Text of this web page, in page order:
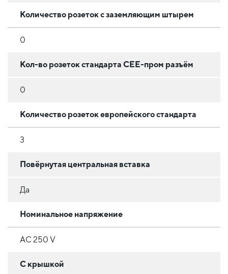
Количество розеток с заземляющим штырем
0
Кол-во розеток стандарта CEE-пром разъём
0
Количество розеток европейского стандарта
3
Повёрнутая центральная вставка
Да
Номинальное напряжение
AC 250 V
С крышкой